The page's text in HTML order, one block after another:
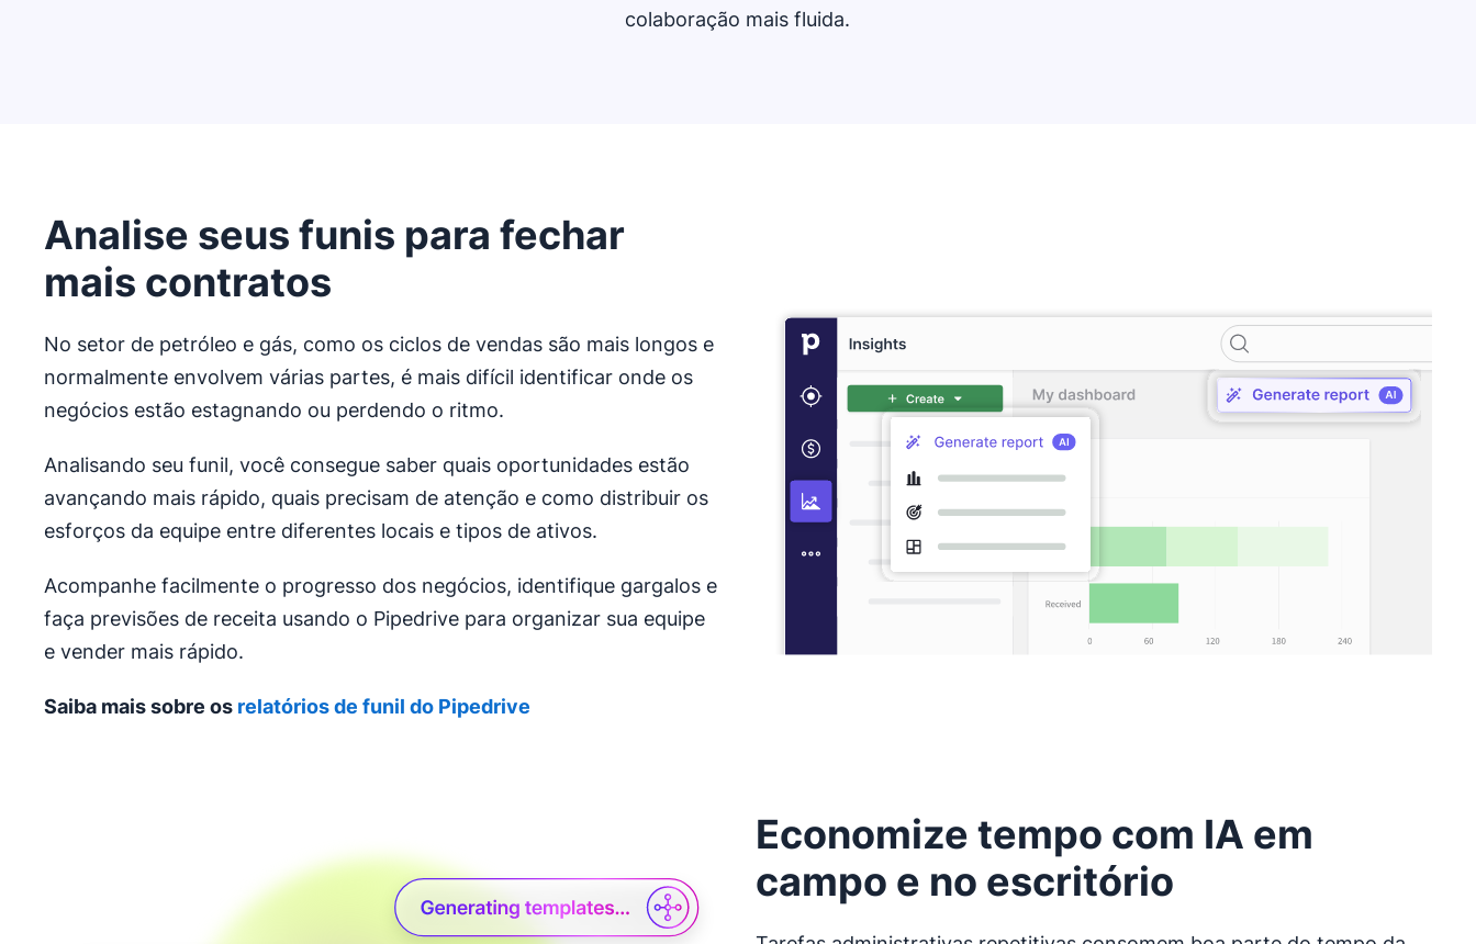
colaboração mais fluida.
Analise seus funis para fechar
mais contratos
No setor de petróleo e gás, como os ciclos de vendas são mais longos e
normalmente envolvem várias partes, é mais difícil identificar onde os
negócios estão estagnando ou perdendo o ritmo.
Analisando seu funil, você consegue saber quais oportunidades estão
avançando mais rápido, quais precisam de atenção e como distribuir os
esforços da equipe entre diferentes locais e tipos de ativos.
Acompanhe facilmente o progresso dos negócios, identifique gargalos e
faça previsões de receita usando o Pipedrive para organizar sua equipe
e vender mais rápido.
Saiba mais sobre os relatórios de funil do Pipedrive
Economize tempo com IA em
campo e no escritório